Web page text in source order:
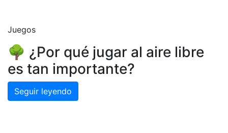
Juegos
🌳 ¿Por qué jugar al aire libre
es tan importante?
Seguir leyendo